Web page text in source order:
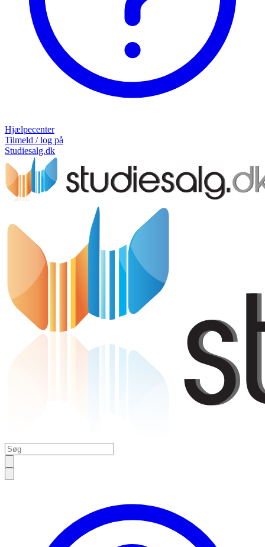
Hjælpecenter
Tilmeld / log på
Studiesalg.dk